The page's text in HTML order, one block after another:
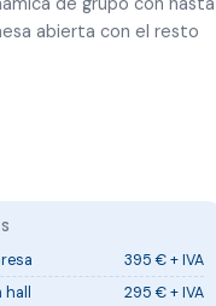
abierta con el resto
395 € + IVA
295 € + IVA